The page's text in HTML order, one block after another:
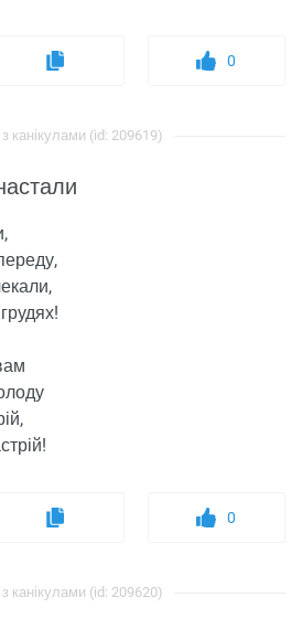
0
з канікулами (id: 209619)
0
з канікулами (id: 209620)